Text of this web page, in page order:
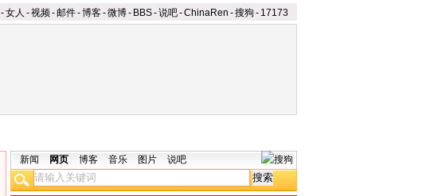
-女人 -视频-邮件-博客-微博- BBS-说吧-ChinaRen -搜狗 - 17173
新闻 网页 博客 音乐 图片 说吧